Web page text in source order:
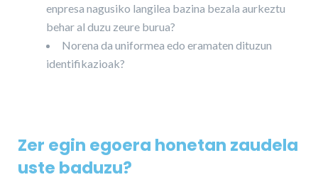
enpresa nagusiko langilea bazina bezala aurkeztu
behar al duzu zeure burua?
Norena da uniformea edo eramaten dituzun
identifikazioak?
Zer egin egoera honetan zaudela
uste baduzu?